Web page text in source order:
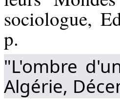
sociologue,
p.
"L'ombre
Algérie,